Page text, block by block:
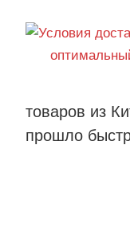
товаров из
прошло